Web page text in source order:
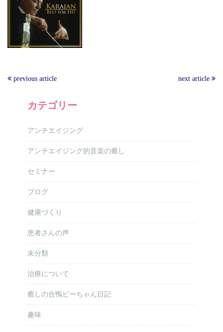
previous article next article
カテゴリー
アンチエイジング
アンチエイジング的音楽の癒し
セミナー
ブログ
健康づくり
患者さんの声
未分類
治療について
癒しの合鴨ピーちゃん日記
趣味